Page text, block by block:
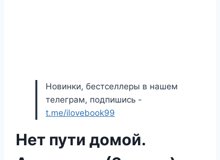
Новинки, бестселлеры в нашем
телеграм, подпишись -
t.me/ilovebook99
Нет пути домой.